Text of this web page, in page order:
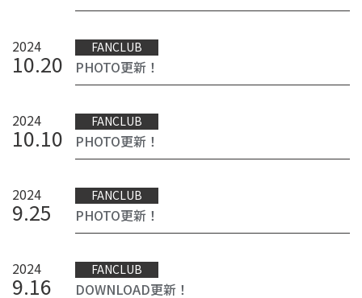
2024
10.20
FANCLUB
PHOTO更新！
2024
10.10
FANCLUB
PHOTO更新！
2024
9.25
FANCLUB
PHOTO更新！
2024
9.16
FANCLUB
DOWNLOAD更新！